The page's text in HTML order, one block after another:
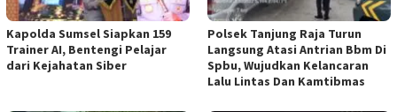
Kapolda Sumsel Siapkan 159
Trainer AI, Bentengi Pelajar
dari Kejahatan Siber
Polsek Tanjung Raja Turun
Langsung Atasi Antrian Bbm Di
Spbu, Wujudkan Kelancaran
Lalu Lintas Dan Kamtibmas